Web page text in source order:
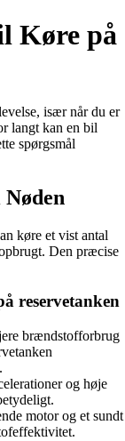
Køre på
især når du er
langt kan en bil
spørgsmål
køre et vist antal
Den præcise
reservetanken
brændstofforbrug
og høje
motor og et sundt